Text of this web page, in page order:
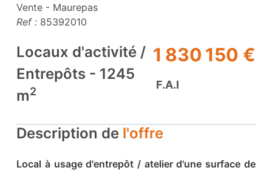
Vente - Maurepas
Ref : 85392010
Locaux d'activité /
Entrepôts - 1245
m2
1 830 150 €
F.A.I
Description de l'offre
Local à usage d'entrepôt / atelier d'une surface de